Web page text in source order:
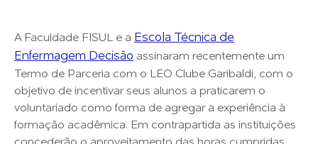
A Faculdade FISUL e a Escola Técnica de
Enfermagem Decisão assinaram recentemente um
Termo de Parceria com o LEO Clube Garibaldi, com o
objetivo de incentivar seus alunos a praticarem o
voluntariado como forma de agregar a experiência à
formação acadêmica. Em contrapartida as instituições